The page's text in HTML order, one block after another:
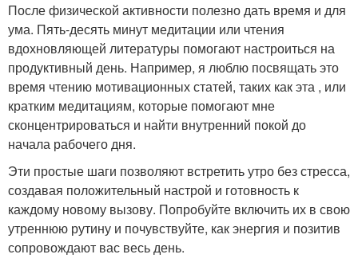
После физической активности полезно дать время и для
ума. Пять-десять минут медитации или чтения
вдохновляющей литературы помогают настроиться на
продуктивный день. Например, я люблю посвящать это
время чтению мотивационных статей, таких как эта , или
кратким медитациям, которые помогают мне
сконцентрироваться и найти внутренний покой до
начала рабочего дня.
Эти простые шаги позволяют встретить утро без стресса,
создавая положительный настрой и готовность к
каждому новому вызову. Попробуйте включить их в свою
утреннюю рутину и почувствуйте, как энергия и позитив
сопровождают вас весь день.